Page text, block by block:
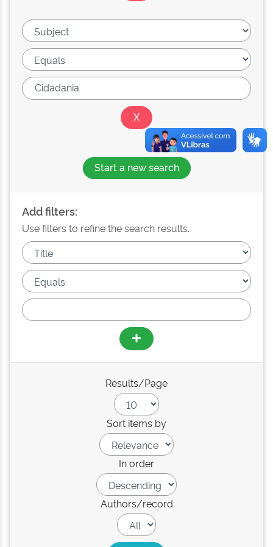
Start a new search
Add filters:
Use filters to refine the search results.
Results/Page
Sort items by
In order
Authors/record